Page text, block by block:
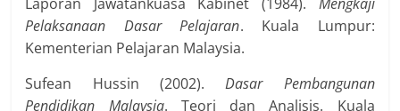
Pelaksanaan Dasar Pelajaran. Kuala Lumpur:
Kementerian Pelajaran Malaysia.
Sufean Hussin (2002).Dasar Pembangunan
Pendidikan Malaysia. Teori dan Analisis. Kuala